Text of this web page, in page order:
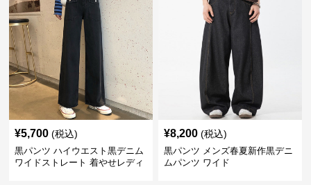
¥5,700 (税込)
黒パンツ ハイウエスト黒デニム
ワイドストレート 着やせレディ
¥8,200 (税込)
黒パンツ メンズ春夏新作黒デニ
ムパンツ ワイド